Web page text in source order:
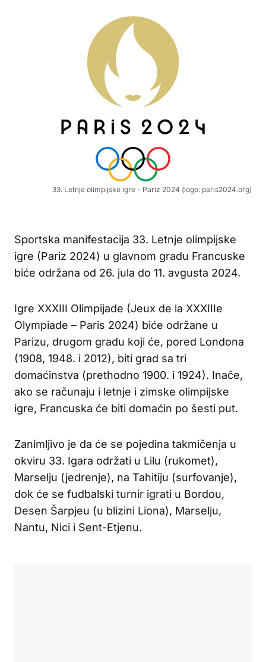
33. Letnje olimpijske igre - Pariz 2024 (logo: paris2024.org)
Sportska manifestacija 33. Letnje olimpijske
igre (Pariz 2024) u glavnom gradu Francuske
biće održana od 26. jula do 11. avgusta 2024.
Igre XXXIII Olimpijade (Jeux de la XXXIIIe
Olympiade – Paris 2024) biće održane u
Parizu, drugom gradu koji će, pored Londona
(1908, 1948. i 2012), biti grad sa tri
domaćinstva (prethodno 1900. i 1924). Inače,
ako se računaju i letnje i zimske olimpijske
igre, Francuska će biti domaćin po šesti put.
Zanimljivo je da će se pojedina takmičenja u
okviru 33. Igara održati u Lilu (rukomet),
Marselju (jedrenje), na Tahitiju (surfovanje),
dok će se fudbalski turnir igrati u Bordou,
Desen Šarpjeu (u blizini Liona), Marselju,
Nantu, Nici i Sent-Etjenu.